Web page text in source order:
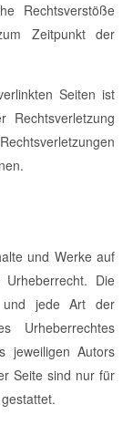
Rechtsverstöße
Zeitpunkt der
Seiten ist
Rechtsverletzung
und Werke auf
Die
und jede Art der
Urheberrechtes
jeweiligen Autors
Seite sind nur für